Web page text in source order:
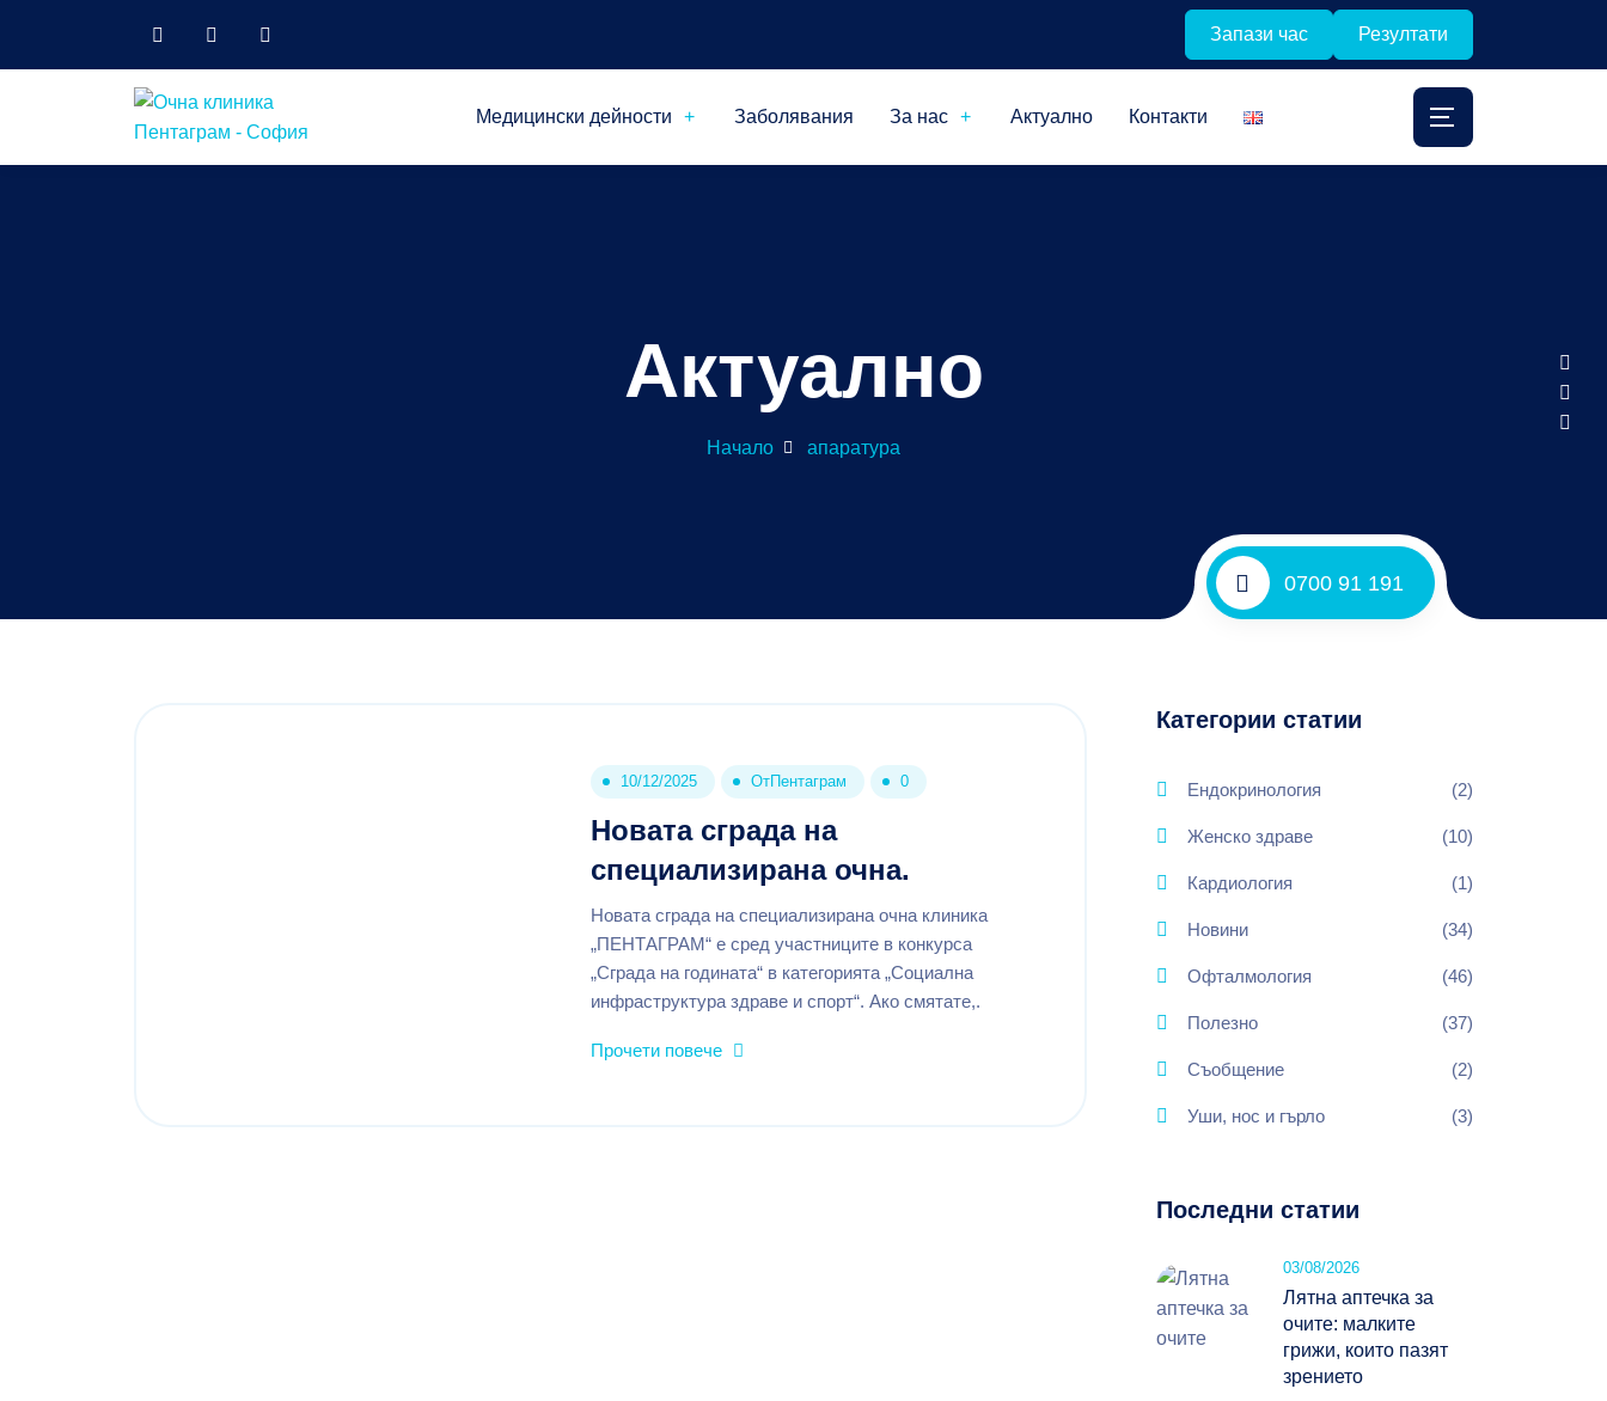
Запази час Резултати
Медицински дейности Заболявания За нас Актуално Контакти
Актуално
Начало апаратура
0700 91 191
10/12/2025 ОтПентаграм 0
Новата сграда на
специализирана очна.
Новата сграда на специализирана очна клиника
„ПЕНТАГРАМ“ е сред участниците в конкурса
„Сграда на годината“ в категорията „Социална
инфраструктура здраве и спорт“. Ако смятате,.
Прочети повече
Категории статии
Ендокринология (2)
Женско здраве (10)
Кардиология (1)
Новини (34)
Офталмология (46)
Полезно (37)
Съобщение (2)
Уши, нос и гърло (3)
Последни статии
03/08/2026
Лятна аптечка за
очите: малките
грижи, които пазят
зрението